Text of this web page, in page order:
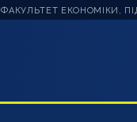
ФАКУЛЬТЕТ ЕКОНОМІКИ,